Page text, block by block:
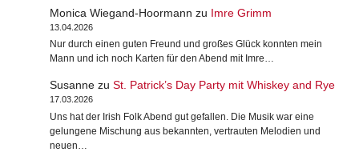
Monica Wiegand-Hoormann zu Imre Grimm
13.04.2026
Nur durch einen guten Freund und großes Glück konnten mein
Mann und ich noch Karten für den Abend mit Imre…
Susannezu St. Patrick’s Day Party mit Whiskey and Rye
17.03.2026
Uns hat der Irish Folk Abend gut gefallen. Die Musik war eine
gelungene Mischung aus bekannten, vertrauten Melodien und
neuen…